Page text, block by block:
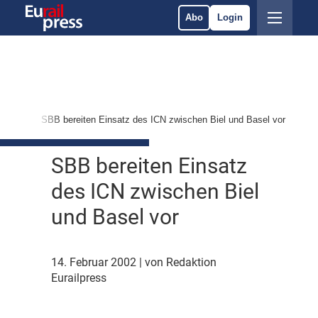
Abo Login
SBB bereiten Einsatz des ICN zwischen Biel und Basel vor
SBB bereiten Einsatz
des ICN zwischen Biel
und Basel vor
14. Februar 2002
| von Redaktion
Eurailpress